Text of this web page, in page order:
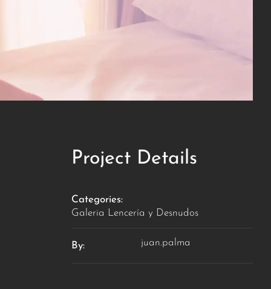
Project Details
Categories:
Galeria Lencería y Desnudos
By: juan.palma